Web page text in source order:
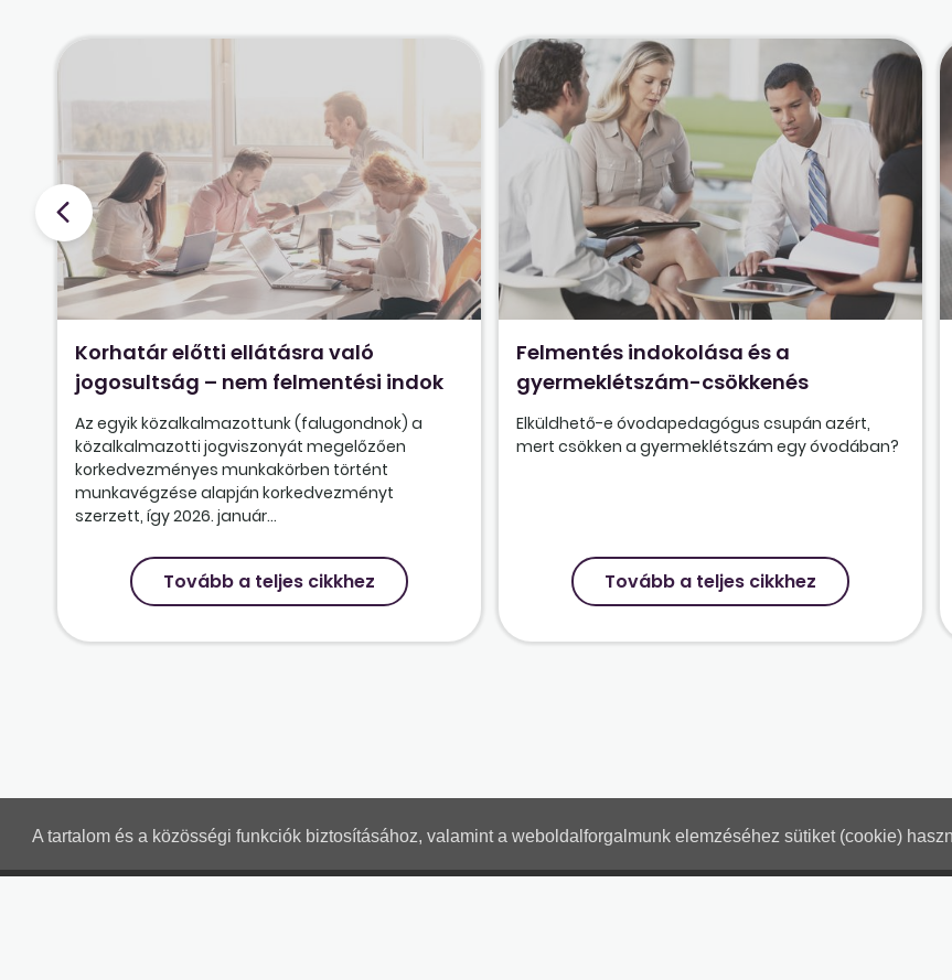
A tartalom és a közösségi funkciók biztosításához, valamint a weboldalforgalmunk elemzéséhez sütiket (cookie)
Korhatár előtti ellátásra való
jogosultság – nem felmentési indok
Az egyik közalkalmazottunk (falugondnok) a
közalkalmazotti jogviszonyát megelőzően
korkedvezményes munkakörben történt
munkavégzése alapján korkedvezményt
szerzett, így 2026. január...
Tovább a teljes cikkhez
Felmentés indokolása és a
gyermeklétszám-csökkenés
Elküldhető-e óvodapedagógus csupán azért,
mert csökken a gyermeklétszám egy óvodában?
Tovább a teljes cikkhez